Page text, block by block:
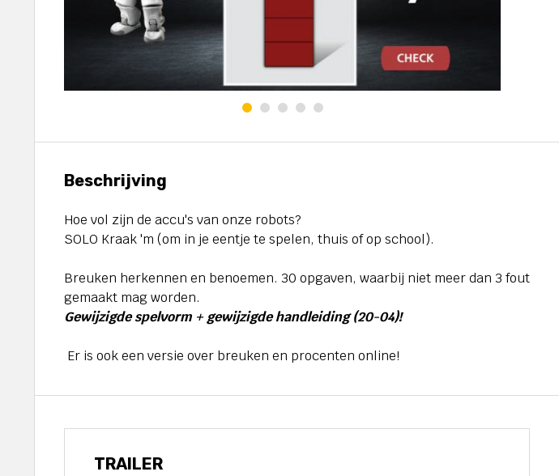
Beschrijving
Hoe vol zijn de accu's van onze robots?
SOLO Kraak 'm (om in je eentje te spelen, thuis of op school).
Breuken herkennen en benoemen. 30 opgaven, waarbij niet meer dan 3 fout
gemaakt mag worden.
Gewijzigde spelvorm + gewijzigde handleiding (20-04)!
Er is ook een versie over breuken en procenten online!
TRAILER